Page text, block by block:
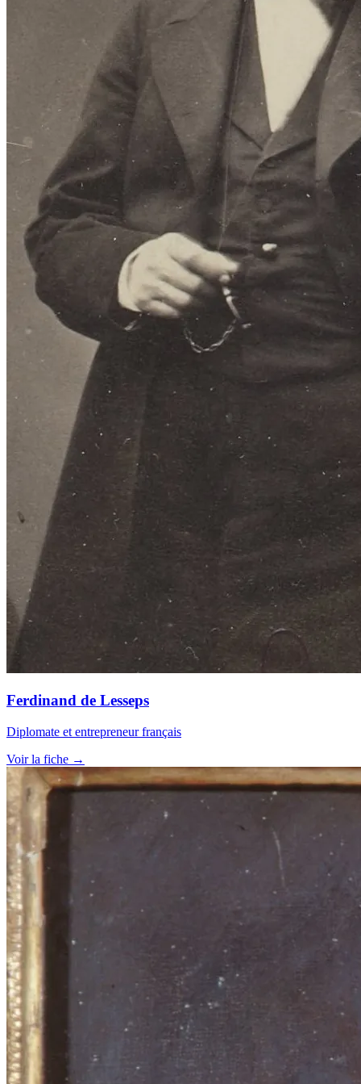
Ferdinand de Lesseps
Diplomate et entrepreneur français
Voir la fiche →